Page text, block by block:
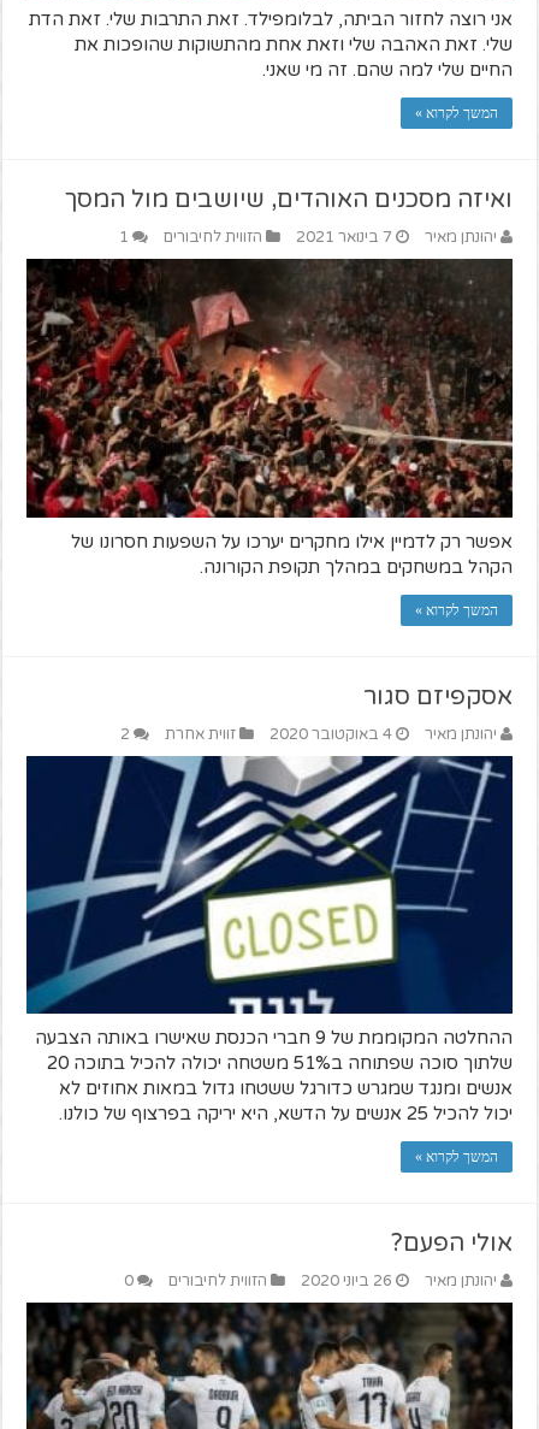
אני רוצה לחזור הביתה, לבלומפילד. זאת התרבות שלי. זאת הדת
שלי. זאת האהבה שלי וזאת אחת מהתשוקות שהופכות את
החיים שלי למה שהם. זה מי שאני.
המשך לקרוא »
ואיזה מסכנים האוהדים, שיושבים מול המסך
יהונתן מאיר 7 בינואר 2021 הזווית לחיבורים 1
אפשר רק לדמיין אילו מחקרים יערכו על השפעות חסרונו של
הקהל במשחקים במהלך תקופת הקורונה.
המשך לקרוא »
אסקפיזם סגור
יהונתן מאיר 4 באוקטובר 2020 זווית אחרת 2
ההחלטה המקוממת של 9 חברי הכנסת שאישרו באותה הצבעה
שלתוך סוכה שפתוחה ב51% משטחה יכולה להכיל בתוכה 20
אנשים ומנגד שמגרש כדורגל ששטחו גדול במאות אחוזים לא
יכול להכיל 25 אנשים על הדשא, היא יריקה בפרצוף של כולנו.
המשך לקרוא »
אולי הפעם?
יהונתן מאיר 26 ביוני 2020 הזווית לחיבורים 0